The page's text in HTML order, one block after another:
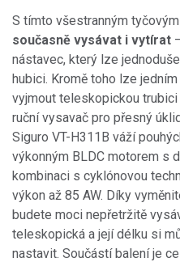
S tímto všestranným
současně vysávat i vytírat
nástavec, který lze
hubici. Kromě toho lze
vyjmout teleskopickou
ruční vysavač pro přesný
Siguro VT-H311B váží
výkonným BLDC motorem s
kombinaci s cyklónovou
výkon až 85 AW. Díky
budete moci nepřetržitě
teleskopická a její délku si
nastavit. Součástí balení je